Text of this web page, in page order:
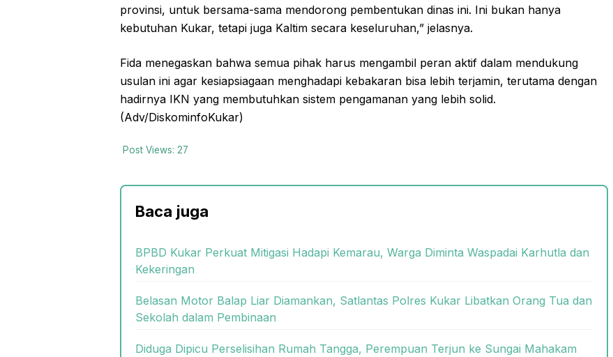
provinsi, untuk bersama-sama mendorong pembentukan dinas ini. Ini bukan hanya
kebutuhan Kukar, tetapi juga Kaltim secara keseluruhan,” jelasnya.
Fida menegaskan bahwa semua pihak harus mengambil peran aktif dalam mendukung
usulan ini agar kesiapsiagaan menghadapi kebakaran bisa lebih terjamin, terutama dengan
hadirnya IKN yang membutuhkan sistem pengamanan yang lebih solid.
(Adv/DiskominfoKukar)
Post Views: 27
Baca juga
BPBD Kukar Perkuat Mitigasi Hadapi Kemarau, Warga Diminta Waspadai Karhutla dan
Kekeringan
Belasan Motor Balap Liar Diamankan, Satlantas Polres Kukar Libatkan Orang Tua dan
Sekolah dalam Pembinaan
Diduga Dipicu Perselisihan Rumah Tangga, Perempuan Terjun ke Sungai Mahakam